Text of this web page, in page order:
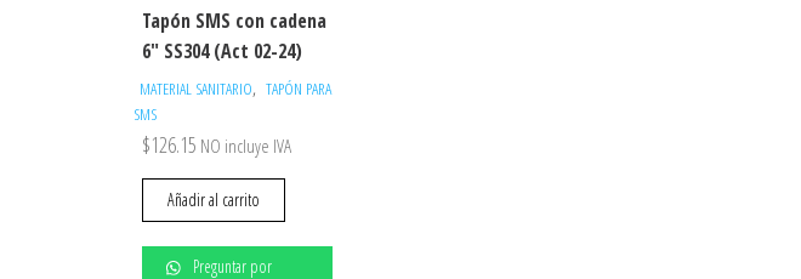
Tapón SMS con cadena
6″ SS304 (Act 02-24)
MATERIAL SANITARIO, TAPÓN PARA
SMS
$126.15 NO incluye IVA
Añadir al carrito
Preguntar por